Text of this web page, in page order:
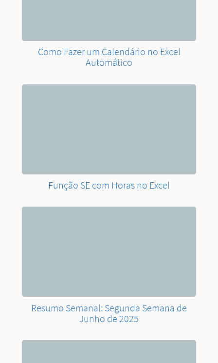
Como Fazer um Calendário no Excel
Automático
Função SE com Horas no Excel
Resumo Semanal: Segunda Semana de
Junho de 2025